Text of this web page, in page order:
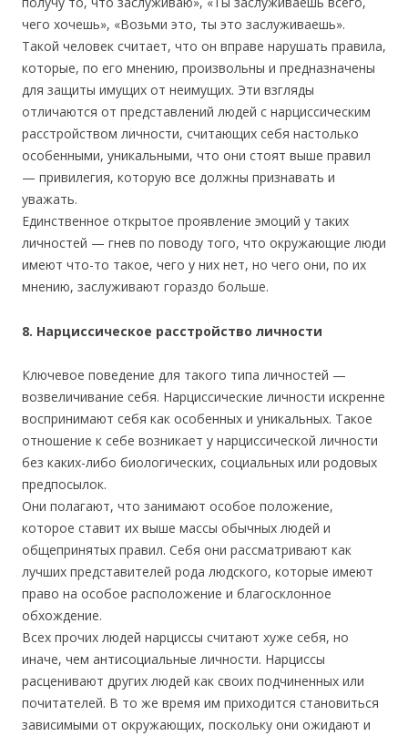
чего хочешь», «Возьми это, ты это заслуживаешь».
Такой человек считает, что он вправе нарушать правила,
которые, по его мнению, произвольны и предназначены
для защиты имущих от неимущих. Эти взгляды
отличаются от представлений людей с нарциссическим
расстройством личности, считающих себя настолько
особенными, уникальными, что они стоят выше правил
— привилегия, которую все должны признавать и
уважать.
Единственное открытое проявление эмоций у таких
личностей — гнев по поводу того, что окружающие люди
имеют что-то такое, чего у них нет, но чего они, по их
мнению, заслуживают гораздо больше.
8. Нарциссическое расстройство личности
Ключевое поведение для такого типа личностей —
возвеличивание себя. Нарциссические личности искренне
воспринимают себя как особенных и уникальных. Такое
отношение к себе возникает у нарциссической личности
без каких-либо биологических, социальных или родовых
предпосылок.
Они полагают, что занимают особое положение,
которое ставит их выше массы обычных людей и
общепринятых правил. Себя они рассматривают как
лучших представителей рода людского, которые имеют
право на особое расположение и благосклонное
обхождение.
Всех прочих людей нарциссы считают хуже себя, но
иначе, чем антисоциальные личности. Нарциссы
расценивают других людей как своих подчиненных или
почитателей. В то же время им приходится становиться
зависимыми от окружающих, поскольку они ожидают и